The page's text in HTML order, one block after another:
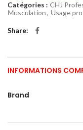
Catégories : CHJ
Musculation, Usage
Share
INFORMATIONS
Brand